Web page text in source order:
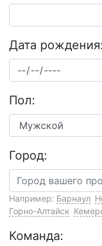
Дата рождения:
Пол:
Город:
Например: Барнаул
Горно-Алтайск
Команда: